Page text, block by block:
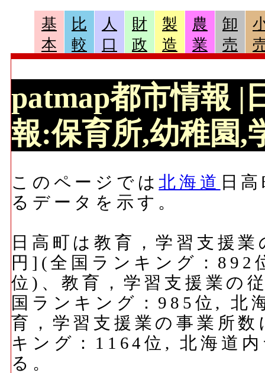
基
本
比
較
人
口
財
政
製
造
農
業
卸
売
patmap都市情報 |
報:保育所,幼稚園,
このページでは北海道 日
るデータを示す。
日高町は教育，学習支援
円](全国ランキング：892
位)、教育，学習支援業の
国ランキング：985位, 北
育，学習支援業の事業所
キング：1164位, 北海道
る。